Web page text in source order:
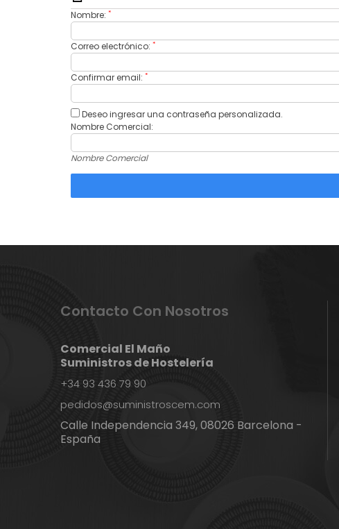
Nombre: *
Correo electrónico: *
Confirmar email: *
Deseo ingresar una contraseña personalizada.
Nombre Comercial:
Nombre Comercial
Contacto Con Nosotros
Comercial El Maño
Suministros de Hostelería
+34 93 436 79 90
pedidos@suministroscem.com
Calle Independencia 349, 08026 Barcelona -
España